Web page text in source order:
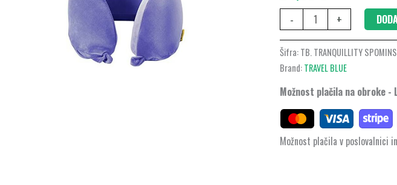
-
količina
+
Šifra:TB. TRANQUILLITY
Brand:TRAVEL BLUE
Možnost plačila na obroke -
Možnost plačila v poslovalnici